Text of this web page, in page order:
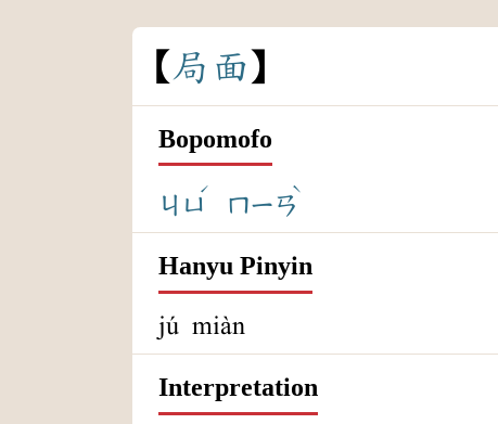
局 面
Bopomofo
ㄐㄩ
ˊ
ㄇㄧㄢ
ˋ
Hanyu Pinyin
jú miàn
Interpretation